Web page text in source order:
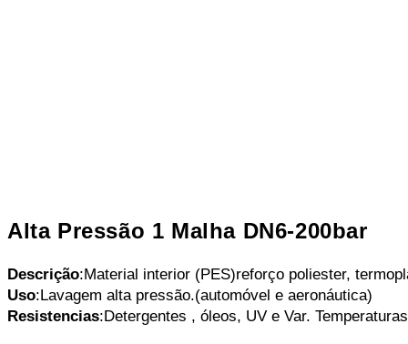
Alta Pressão 1 Malha DN6-200bar
Descrição:Material interior (PES)reforço poliester,
Uso:Lavagem alta pressão.(automóvel e aeronáutica)
Resistencias:Detergentes , óleos, UV e Var.